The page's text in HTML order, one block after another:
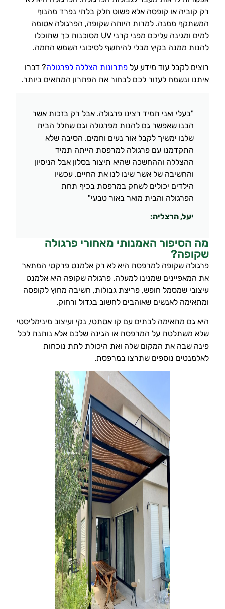
רק קוביה או קופסה אלא פשוט חלק בלתי נפרד מהנוף
המשתקף ממנה. למרות היותה שקופה, הפרגולה אטומה
למים ומגינה עליכם מפני קרני UV מסוכנות כך שתוכלו
להנות ממנה בקיץ מבלי להיחשף לסיכוני השמש החמה.
רוצים לקבל עוד מידע עלפתרונות הצללה לפרגולה? דברו
איתנו ונשמח לעזור לכם לבחור את הפתרון המתאים ביותר.
"בעלי ואני תמיד רצינו פרגולה. אבל רק בזכות אשר
הבנו שאפשר גם להנות מפרגולה וגם שחלל הבית
שלנו ימשיך לקבל אור נעים וחמים. הסיבה שלא
התקדמנו עם פרגולה למרפסת הייתה תמיד
ההצללה וההחשכה שהיא תיצור בסלון אבל הניסיון
והחשיבה של אשר שינו לנו את החיים. עכשיו
הילדים יכולים לשחק במרפסת בכיף תחת
הפרגולה והבית מואר באור טבעי"
יעל, הרצליה:
מה הסיפור האמנותי מאחורי פרגולה
שקופה?
פרגולה שקופה למרפסת היא לא רק אלמנט פרקטי המתאר
את המאפיינים שמנינו למעלה. פרגולה שקופה היא אלמנט
עיצובי שמסמל חופש, פריצת גבולות, חשיבה מחוץ לקופסה
ומתאימה לאנשים שאוהבים לחשוב בגדול ורחוק.
היא גם מתאימה לבתים עם קו אסתטי, נקי ועיצוב מינימליסטי
שלא משתלטת על המרפסת או הגינה שלכם אלא נותנת לכל
פינה שבה את המקום שלה ואת היכולת לתת נוכחות
לאלמנטים נוספים שתרצו במרפסת.